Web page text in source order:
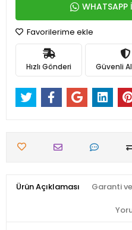
WHATSAPP
Favorilerime ekle
Hızlı Gönderi Güvenli
Ürün Açıklaması Garanti